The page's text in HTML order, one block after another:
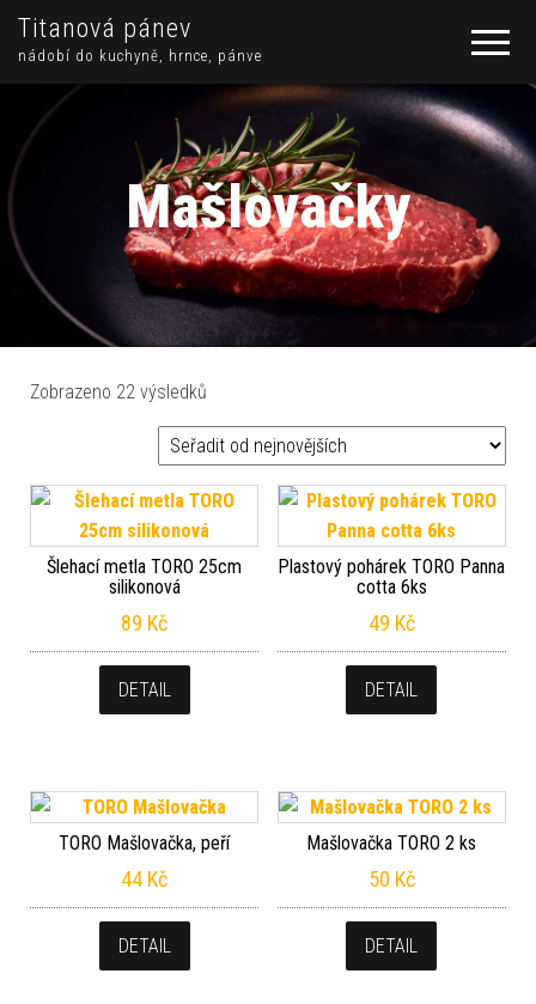
Titanová pánev
nádobí do kuchyně, hrnce, pánve
Mašlovačky
Zobrazeno 22 výsledků
Šlehací metla TORO 25cm
silikonová
89 Kč
DETAIL
Plastový pohárek TORO Panna
cotta 6ks
49 Kč
DETAIL
TORO Mašlovačka, peří
44 Kč
DETAIL
Mašlovačka TORO 2 ks
50 Kč
DETAIL